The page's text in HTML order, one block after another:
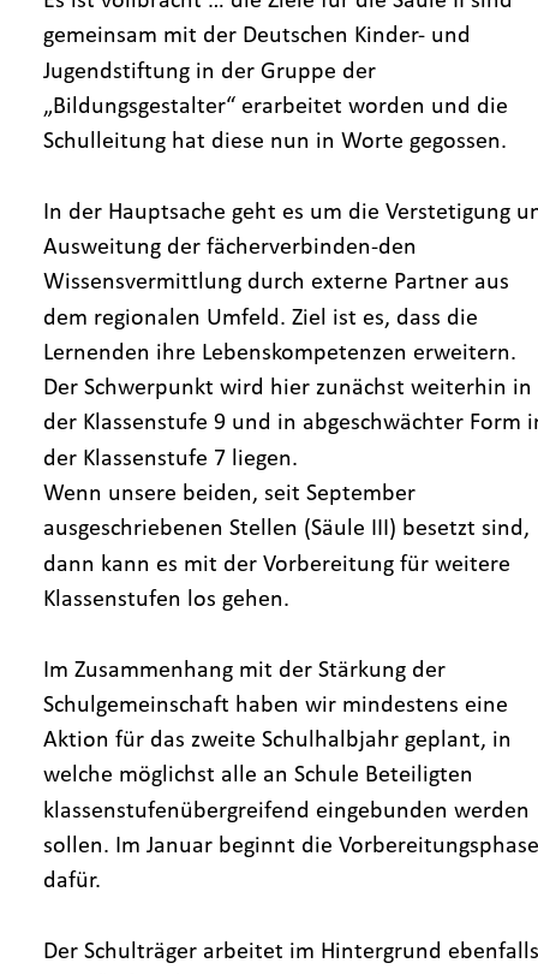
gemeinsam mit der Deutschen Kinder- und
Jugendstiftung in der Gruppe der
„Bildungsgestalter“ erarbeitet worden und die
Schulleitung hat diese nun in Worte gegossen.
In der Hauptsache geht es um die Verstetigung
Ausweitung der fächerverbinden-den
Wissensvermittlung durch externe Partner aus
dem regionalen Umfeld. Ziel ist es, dass die
Lernenden ihre Lebenskompetenzen erweitern.
Der Schwerpunkt wird hier zunächst weiterhin in
der Klassenstufe 9 und in abgeschwächter Form
der Klassenstufe 7 liegen.
Wenn unsere beiden, seit September
ausgeschriebenen Stellen (Säule III) besetzt sind,
dann kann es mit der Vorbereitung für weitere
Klassenstufen los gehen.
Im Zusammenhang mit der Stärkung der
Schulgemeinschaft haben wir mindestens eine
Aktion für das zweite Schulhalbjahr geplant, in
welche möglichst alle an Schule Beteiligten
klassenstufenübergreifend eingebunden werden
sollen. Im Januar beginnt die
dafür.
Der Schulträger arbeitet im Hintergrund